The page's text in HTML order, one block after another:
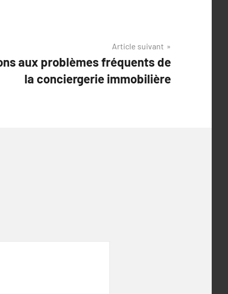
Article suivant
aux problèmes fréquents de
la conciergerie immobilière